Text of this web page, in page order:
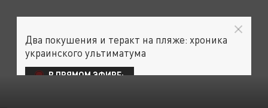
Два покушения и теракт на пляже: хроника
украинского ультиматума
В ПРЯМОМ ЭФИРЕ: